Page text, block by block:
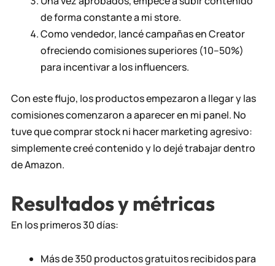
de forma constante a mi store.
Como vendedor, lancé campañas en Creator
ofreciendo comisiones superiores (10–50%)
para incentivar a los influencers.
Con este flujo, los productos empezaron a llegar y las
comisiones comenzaron a aparecer en mi panel. No
tuve que comprar stock ni hacer marketing agresivo:
simplemente creé contenido y lo dejé trabajar dentro
de Amazon.
Resultados y métricas
En los primeros 30 días:
Más de 350 productos gratuitos recibidos para